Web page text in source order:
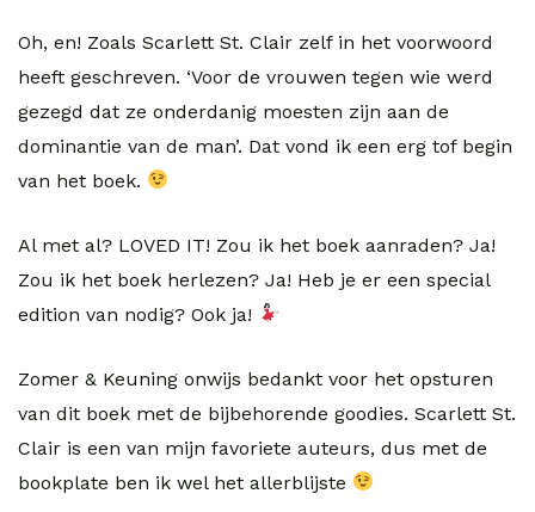
Oh, en! Zoals Scarlett St. Clair zelf in het voorwoord
heeft geschreven. ‘Voor de vrouwen tegen wie werd
gezegd dat ze onderdanig moesten zijn aan de
dominantie van de man’. Dat vond ik een erg tof begin
van het boek.
Al met al? LOVED IT! Zou ik het boek aanraden? Ja!
Zou ik het boek herlezen? Ja! Heb je er een special
edition van nodig? Ook ja!
Zomer & Keuning onwijs bedankt voor het opsturen
van dit boek met de bijbehorende goodies. Scarlett St.
Clair is een van mijn favoriete auteurs, dus met de
bookplate ben ik wel het allerblijste